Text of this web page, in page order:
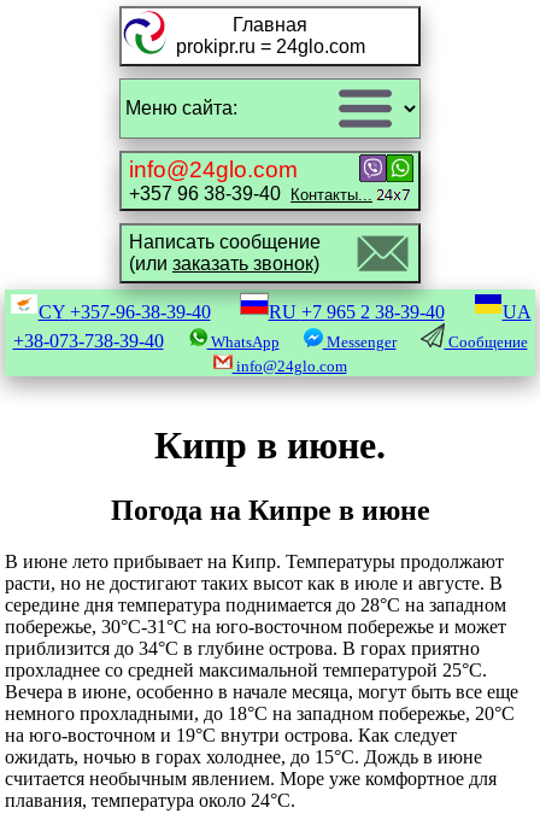
Главная
prokipr.ru = 24glo.com
info@24glo.com
+357 96 38-39-40 Контакты...
Написать сообщение
(или заказать звонок)
CY +357-96-38-39-40 RU +7 965 2 38-39-40
UA
+38-073-738-39-40
WhatsApp Messenger
Сообщение
info@24glo.com
Кипр в июне.
Погода на Кипре в июне
В июне лето прибывает на Кипр. Температуры продолжают
расти, но не достигают таких высот как в июле и августе. В
середине дня температура поднимается до 28°C на западном
побережье, 30°C-31°C на юго-восточном побережье и может
приблизится до 34°C в глубине острова. В горах приятно
прохладнее со средней максимальной температурой 25°C.
Вечера в июне, особенно в начале месяца, могут быть все еще
немного прохладными, до 18°C на западном побережье, 20°C
на юго-восточном и 19°C внутри острова. Как следует
ожидать, ночью в горах холоднее, до 15°C. Дождь в июне
считается необычным явлением. Море уже комфортное для
плавания, температура около 24°C.